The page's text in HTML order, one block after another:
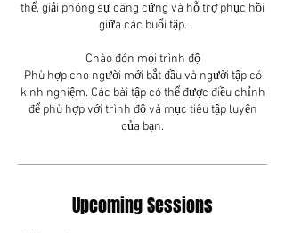
thể, giải phóng sự căng cứng và hỗ trợ phục hồi
giữa các buổi tập.
Chào đón mọi trình độ
Phù hợp cho người mới bắt đầu và người tập có
kinh nghiệm. Các bài tập có thể được điều chỉnh
để phù hợp với trình độ và mục tiêu tập luyện
Upcoming Sessions